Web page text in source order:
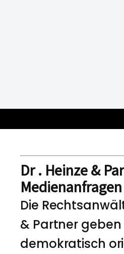
Dr . Heinze &
Medienanfragen
Die
& Partner geben
demokratisch